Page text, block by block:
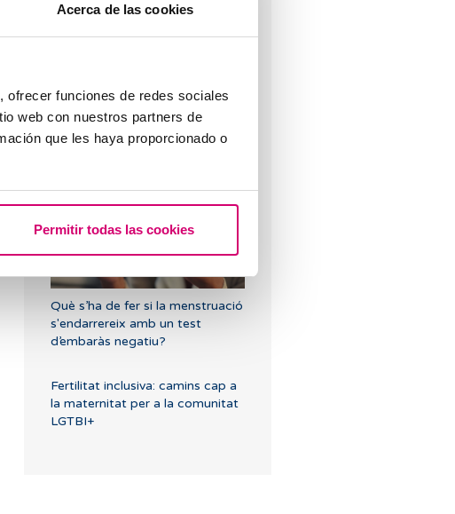
Acerca de las cookies
ofrecer funciones de redes sociales
web con nuestros partners de
que les haya proporcionado o
Permitir todas las cookies
Ovodonació, per què recórrer a
Què s’ha de fer si la menstruació
s'endarrereix amb un test
d’embaràs negatiu?
Fertilitat inclusiva: camins cap a
la maternitat per a la comunitat
LGTBI+